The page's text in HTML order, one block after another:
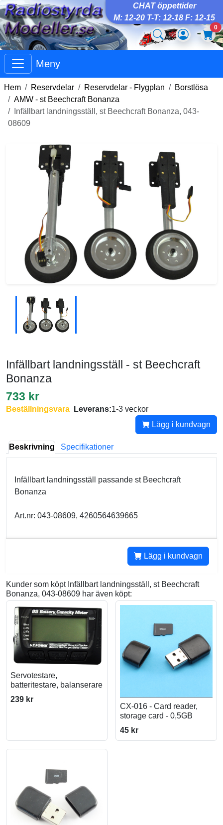
CHAT öppettider
M: 12-20 T-T: 12-18 F: 12-15
0
Meny
Hem Reservdelar Reservdelar - Flygplan
Borstlösa
AMW - st Beechcraft Bonanza
Infällbart landningsställ, st Beechcraft Bonanza, 043-
08609
Infällbart landningsställ - st Beechcraft
Bonanza
733 kr
Beställningsvara Leverans:1-3 veckor
Lägg i kundvagn
Beskrivning Specifikationer
Infällbart landningsställ passande st Beechcraft
Bonanza
Art.nr: 043-08609, 4260564639665
Lägg i kundvagn
Kunder som köpt Infällbart landningsställ, st Beechcraft
Bonanza, 043-08609 har även köpt:
Servotestare,
batteritestare, balanserare
239 kr
CX-016 - Card reader,
storage card - 0,5GB
45 kr